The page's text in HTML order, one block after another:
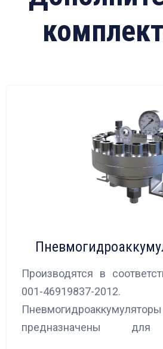
Производятся в
001-46919837-2012.
предназначены для